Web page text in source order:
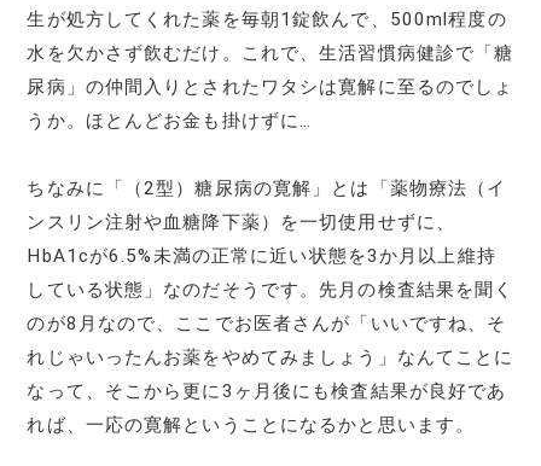
生が処方してくれた薬を毎朝1錠飲んで、500ml程度の
水を欠かさず飲むだけ。これで、生活習慣病健診で「糖
尿病」の仲間入りとされたワタシは寛解に至るのでしょ
うか。ほとんどお金も掛けずに…
ちなみに「（2型）糖尿病の寛解」とは「薬物療法（イ
ンスリン注射や血糖降下薬）を一切使用せずに、
HbA1cが6.5%未満の正常に近い状態を3か月以上維持
している状態」なのだそうです。先月の検査結果を聞く
のが8月なので、ここでお医者さんが「いいですね、そ
れじゃいったんお薬をやめてみましょう」なんてことに
なって、そこから更に3ヶ月後にも検査結果が良好であ
れば、一応の寛解ということになるかと思います。